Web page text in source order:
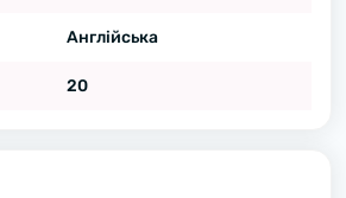
Англійська
20